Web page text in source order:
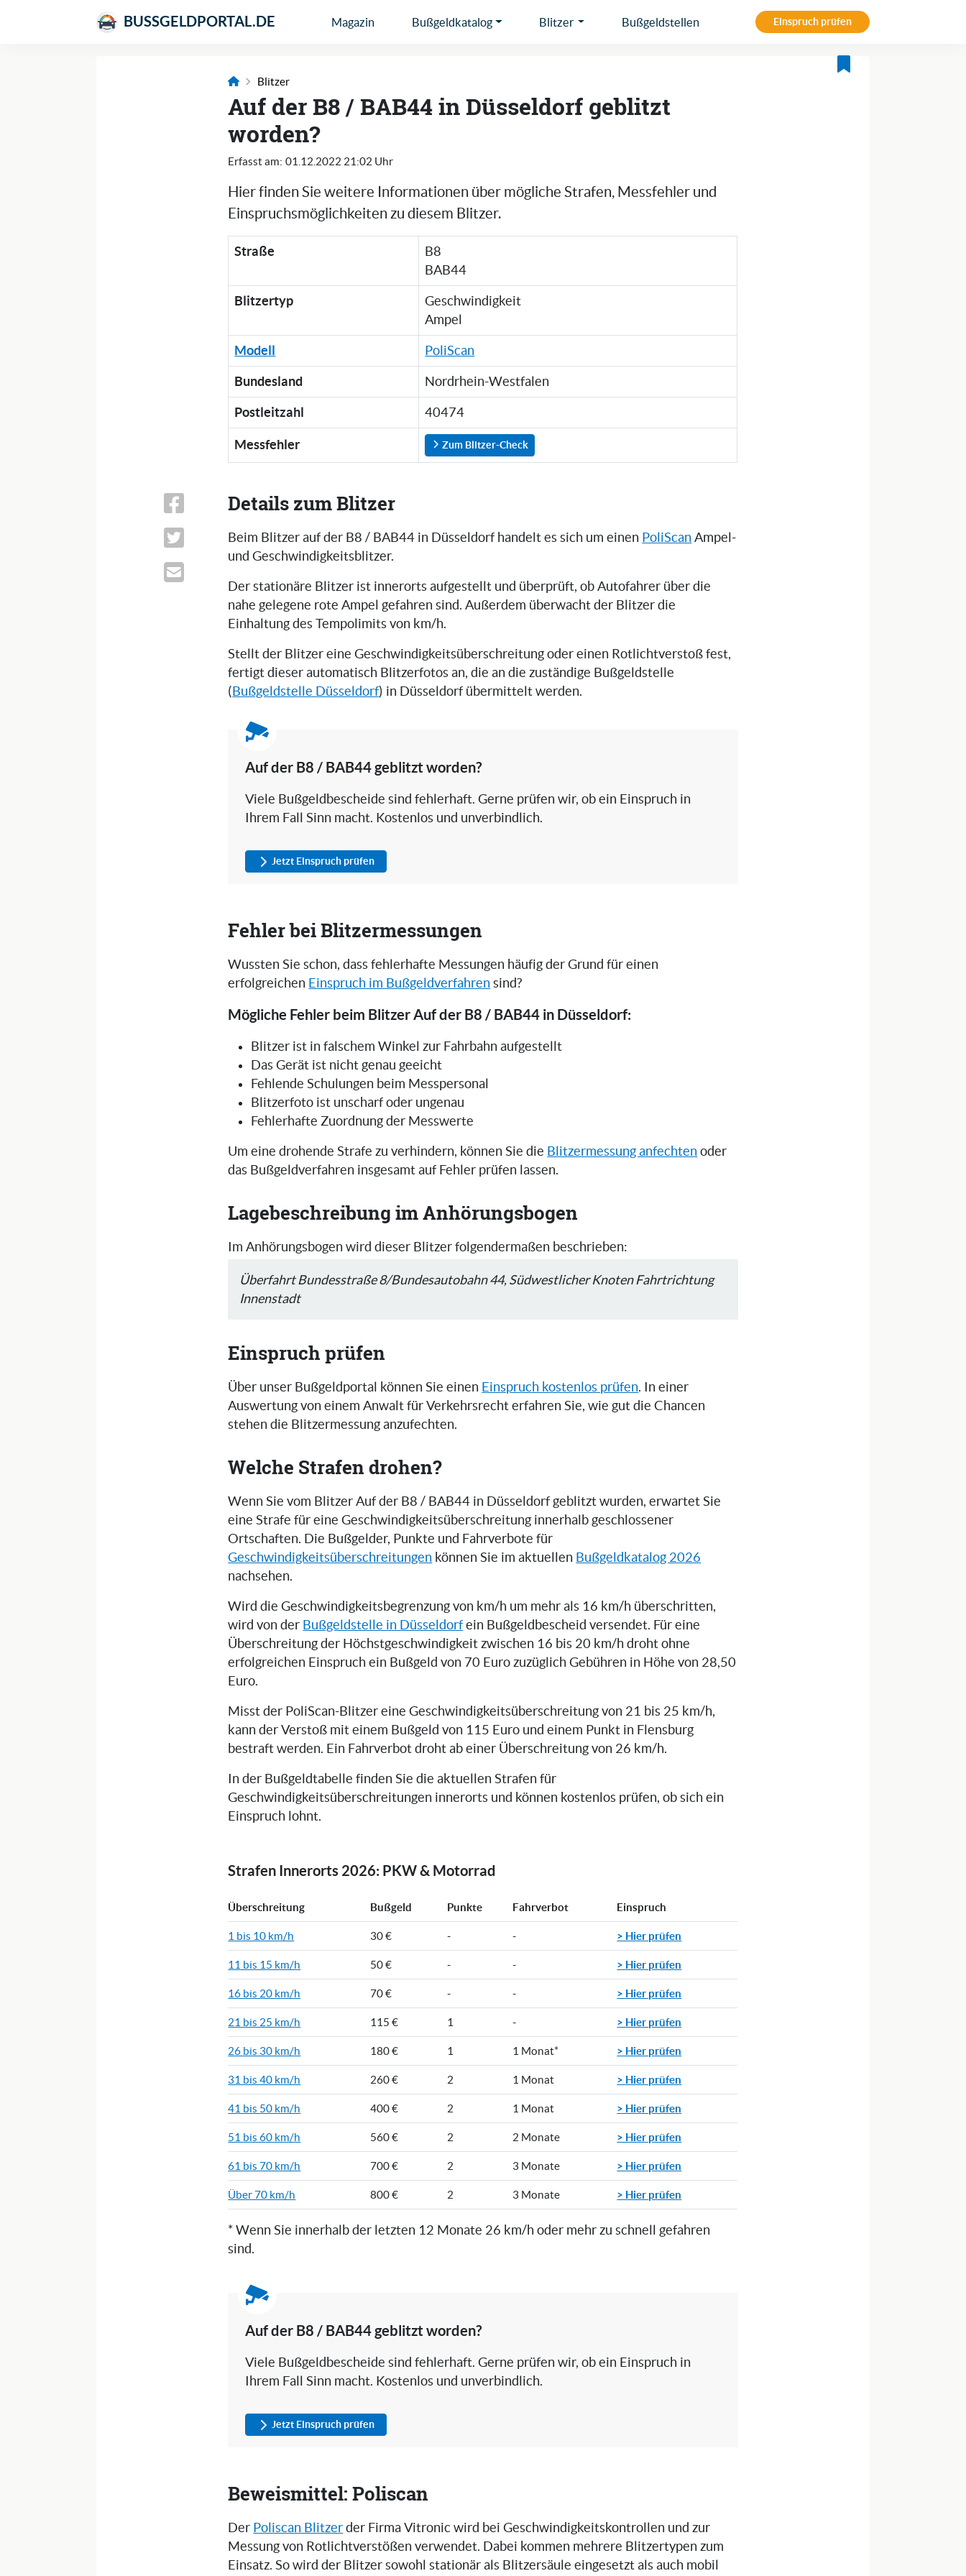
BUSSGELDPORTAL.DE Magazin Bußgeldkatalog Blitzer Bußgeldstellen Einspruch prüfen
Blitzer
Auf der B8 / BAB44 in Düsseldorf geblitzt
worden?
Erfasst am: 01.12.2022 21:02 Uhr
Hier finden Sie weitere Informationen über mögliche Strafen, Messfehler und
Einspruchsmöglichkeiten zu diesem Blitzer.
Straße
B8
BAB44
Blitzertyp
Geschwindigkeit
Ampel
Modell PoliScan
Bundesland Nordrhein-Westfalen
Postleitzahl 40474
Messfehler Zum Blitzer-Check
Details zum Blitzer
Beim Blitzer auf der B8 / BAB44 in Düsseldorf handelt es sich um einen PoliScan Ampel-
und Geschwindigkeitsblitzer.
Der stationäre Blitzer ist innerorts aufgestellt und überprüft, ob Autofahrer über die
nahe gelegene rote Ampel gefahren sind. Außerdem überwacht der Blitzer die
Einhaltung des Tempolimits von km/h.
Stellt der Blitzer eine Geschwindigkeitsüberschreitung oder einen Rotlichtverstoß fest,
fertigt dieser automatisch Blitzerfotos an, die an die zuständige Bußgeldstelle
( Bußgeldstelle Düsseldorf) in Düsseldorf übermittelt werden.
Auf der B8 / BAB44 geblitzt worden?
Viele Bußgeldbescheide sind fehlerhaft. Gerne prüfen wir, ob ein Einspruch in
Ihrem Fall Sinn macht. Kostenlos und unverbindlich.
Jetzt Einspruch prüfen
Fehler bei Blitzermessungen
Wussten Sie schon, dass fehlerhafte Messungen häufig der Grund für einen
erfolgreichen Einspruch im Bußgeldverfahren sind?
Mögliche Fehler beim Blitzer Auf der B8 / BAB44 in Düsseldorf:
Blitzer ist in falschem Winkel zur Fahrbahn aufgestellt
Das Gerät ist nicht genau geeicht
Fehlende Schulungen beim Messpersonal
Blitzerfoto ist unscharf oder ungenau
Fehlerhafte Zuordnung der Messwerte
Um eine drohende Strafe zu verhindern, können Sie die Blitzermessung anfechten oder
das Bußgeldverfahren insgesamt auf Fehler prüfen lassen.
Lagebeschreibung im Anhörungsbogen
Im Anhörungsbogen wird dieser Blitzer folgendermaßen beschrieben:
Überfahrt Bundesstraße 8/Bundesautobahn 44, Südwestlicher Knoten Fahrtrichtung
Innenstadt
Einspruch prüfen
Über unser Bußgeldportal können Sie einen Einspruch kostenlos prüfen. In einer
Auswertung von einem Anwalt für Verkehrsrecht erfahren Sie, wie gut die Chancen
stehen die Blitzermessung anzufechten.
Welche Strafen drohen?
Wenn Sie vom Blitzer Auf der B8 / BAB44 in Düsseldorf geblitzt wurden, erwartet Sie
eine Strafe für eine Geschwindigkeitsüberschreitung innerhalb geschlossener
Ortschaften. Die Bußgelder, Punkte und Fahrverbote für
Geschwindigkeitsüberschreitungen können Sie im aktuellen Bußgeldkatalog 2026
nachsehen.
Wird die Geschwindigkeitsbegrenzung von km/h um mehr als 16 km/h überschritten,
wird von der Bußgeldstelle in Düsseldorf ein Bußgeldbescheid versendet. Für eine
Überschreitung der Höchstgeschwindigkeit zwischen 16 bis 20 km/h droht ohne
erfolgreichen Einspruch ein Bußgeld von 70 Euro zuzüglich Gebühren in Höhe von 28,50
Euro.
Misst der PoliScan-Blitzer eine Geschwindigkeitsüberschreitung von 21 bis 25 km/h,
kann der Verstoß mit einem Bußgeld von 115 Euro und einem Punkt in Flensburg
bestraft werden. Ein Fahrverbot droht ab einer Überschreitung von 26 km/h.
In der Bußgeldtabelle finden Sie die aktuellen Strafen für
Geschwindigkeitsüberschreitungen innerorts und können kostenlos prüfen, ob sich ein
Einspruch lohnt.
Strafen Innerorts 2026: PKW & Motorrad
Überschreitung Bußgeld Punkte Fahrverbot Einspruch
1 bis 10 km/h 30 € - - > Hier prüfen
11 bis 15 km/h 50 € - - > Hier prüfen
16 bis 20 km/h 70 € - - > Hier prüfen
21 bis 25 km/h 115 € 1 - > Hier prüfen
26 bis 30 km/h 180 € 1 1 Monat* > Hier prüfen
31 bis 40 km/h 260 € 2 1 Monat > Hier prüfen
41 bis 50 km/h 400 € 2 1 Monat > Hier prüfen
51 bis 60 km/h 560 € 2 2 Monate > Hier prüfen
61 bis 70 km/h 700 € 2 3 Monate > Hier prüfen
Über 70 km/h 800 € 2 3 Monate > Hier prüfen
* Wenn Sie innerhalb der letzten 12 Monate 26 km/h oder mehr zu schnell gefahren
sind.
Auf der B8 / BAB44 geblitzt worden?
Viele Bußgeldbescheide sind fehlerhaft. Gerne prüfen wir, ob ein Einspruch in
Ihrem Fall Sinn macht. Kostenlos und unverbindlich.
Jetzt Einspruch prüfen
Beweismittel: Poliscan
Der Poliscan Blitzer der Firma Vitronic wird bei Geschwindigkeitskontrollen und zur
Messung von Rotlichtverstößen verwendet. Dabei kommen mehrere Blitzertypen zum
Einsatz. So wird der Blitzer sowohl stationär als Blitzersäule eingesetzt als auch mobil